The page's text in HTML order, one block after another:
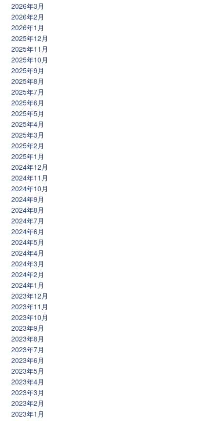
2026年3月
2026年2月
2026年1月
2025年12月
2025年11月
2025年10月
2025年9月
2025年8月
2025年7月
2025年6月
2025年5月
2025年4月
2025年3月
2025年2月
2025年1月
2024年12月
2024年11月
2024年10月
2024年9月
2024年8月
2024年7月
2024年6月
2024年5月
2024年4月
2024年3月
2024年2月
2024年1月
2023年12月
2023年11月
2023年10月
2023年9月
2023年8月
2023年7月
2023年6月
2023年5月
2023年4月
2023年3月
2023年2月
2023年1月